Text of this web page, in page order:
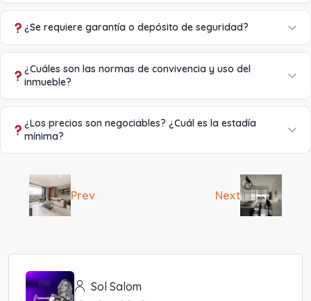
¿Se requiere garantía o depósito de seguridad?
¿Cuáles son las normas de convivencia y uso del
inmueble?
¿Los precios son negociables? ¿Cuál es la estadía
mínima?
Prev Next
Sol Salom